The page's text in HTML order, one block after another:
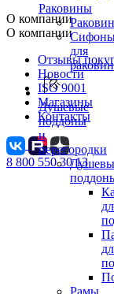
Раковины
для
раковин
Душевые
поддоны
и
перегородки
О компании
О компании
Отзывы
Новости
ISO 9001
Магазины
Контакты
8 800 550 30 13